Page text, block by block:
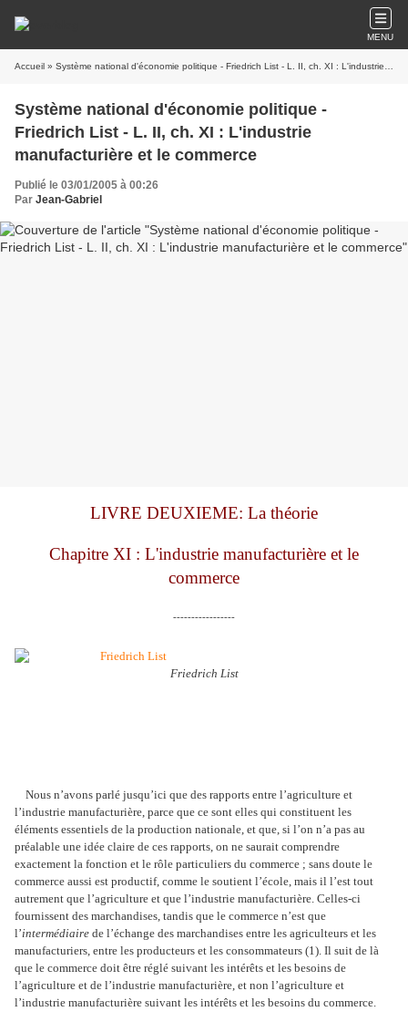
MENU
Accueil » Système national d'économie politique - Friedrich List - L. II, ch. XI : L'industrie manufacturière et le commerce
Système national d'économie politique -
Friedrich List - L. II, ch. XI : L'industrie
manufacturière et le commerce
Publié le 03/01/2005 à 00:26
Par Jean-Gabriel
LIVRE DEUXIEME: La théorie
Chapitre XI : L'industrie manufacturière et le
commerce
-----------------
Friedrich List
Nous n’avons parlé jusqu’ici que des rapports entre l’agriculture et
l’industrie manufacturière, parce que ce sont elles qui constituent les
éléments essentiels de la production nationale, et que, si l’on n’a pas au
préalable une idée claire de ces rapports, on ne saurait comprendre
exactement la fonction et le rôle particuliers du commerce ; sans doute le
commerce aussi est productif, comme le soutient l’école, mais il l’est tout
autrement que l’agriculture et que l’industrie manufacturière. Celles-ci
fournissent des marchandises, tandis que le commerce n’est que
l’intermédiaire de l’échange des marchandises entre les agriculteurs et les
manufacturiers, entre les producteurs et les consommateurs (1). Il suit de là
que le commerce doit être réglé suivant les intérêts et les besoins de
l’agriculture et de l’industrie manufacturière, et non l’agriculture et
l’industrie manufacturière suivant les intérêts et les besoins du commerce.